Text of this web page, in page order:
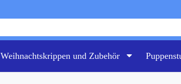
Weihnachtskrippen und Zubehör